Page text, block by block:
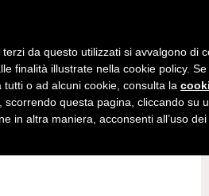
da questo utilizzati si avvalgono di
finalità illustrate nella cookie policy.
o ad alcuni cookie, consulta la
scorrendo questa pagina, cliccando su
in altra maniera, acconsenti all’uso